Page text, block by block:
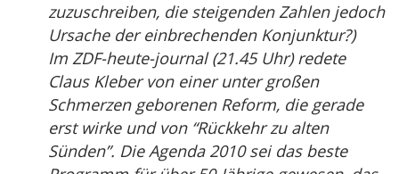
zuzuschreiben, die steigenden Zahlen jedoch
Ursache der einbrechenden Konjunktur?)
Im ZDF-heute-journal (21.45 Uhr) redete
Claus Kleber von einer unter großen
Schmerzen geborenen Reform, die gerade
erst wirke und von “Rückkehr zu alten
Sünden”. Die Agenda 2010 sei das beste